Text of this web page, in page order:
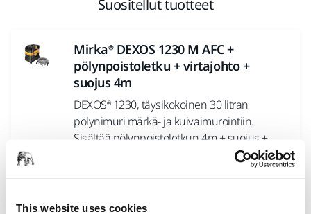
This website uses cookies
Suositellut tuotteet
Mirka® DEXOS 1230 M AFC +
pölynpoistoletku + virtajohto +
suojus 4m
DEXOS® 1230, täysikokoinen 30 litran
pölynimuri märkä- ja kuivaimurointiin.
Sisältää pölynpoistoletkun 4m + suojus +...
pölynpoistoletku 4m